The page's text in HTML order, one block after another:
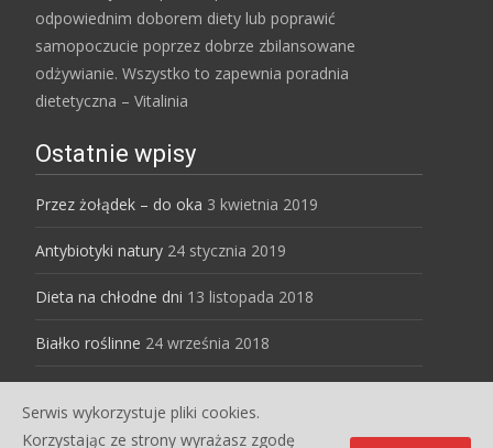
odpowiednim doborem diety lub poprawić
samopoczucie poprzez dobrze zbilansowane
odżywianie. Wszystko to zapewnia poradnia
dietetyczna – Vitalinia
Ostatnie wpisy
Przez żołądek – do oka 3 kwietnia 2019
Antybiotyki natury 24 stycznia 2019
Dieta na chłodne dni 13 listopada 2018
Białko roślinne 24 września 2018
Copyright © Dietetyk dla Ciebie
Serwis wykorzystuje pliki cookies.
Korzystając ze strony wyrażasz zgodę